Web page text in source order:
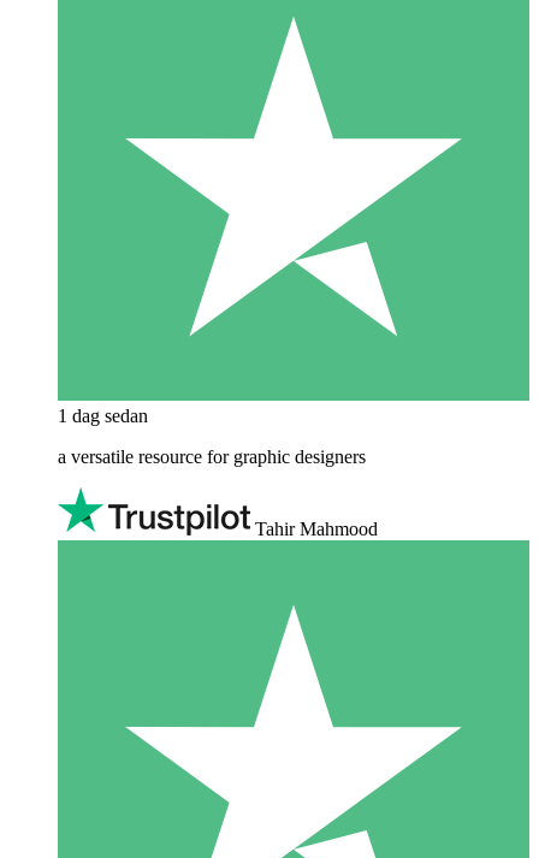
1 dag sedan
a versatile resource for graphic designers
Tahir Mahmood